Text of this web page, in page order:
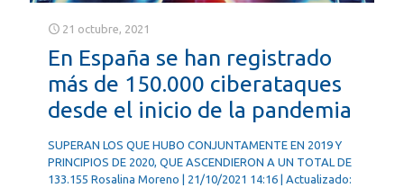
21 octubre, 2021
En España se han registrado
más de 150.000 ciberataques
desde el inicio de la pandemia
SUPERAN LOS QUE HUBO CONJUNTAMENTE EN 2019 Y
PRINCIPIOS DE 2020, QUE ASCENDIERON A UN TOTAL DE
133.155 Rosalina Moreno | 21/10/2021 14:16 | Actualizado: